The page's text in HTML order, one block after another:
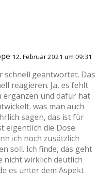
12. Februar 2021 um 09:31
schnell geantwortet. Das
reagieren. Ja, es fehlt
ergänzen und dafür hat
was man auch
sagen, das ist für
eigentlich die Dose
ich noch zusätzlich
soll. Ich finde, das geht
nicht wirklich deutlich
es unter dem Aspekt